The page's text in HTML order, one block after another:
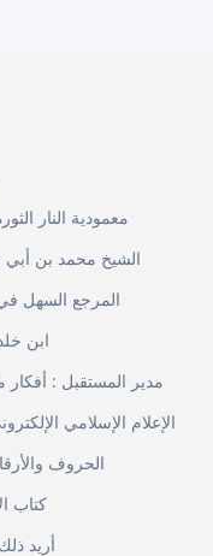
معمودية النار
الشيخ محمد بن أبي
المرجع السهل في
ابن
مدير المستقبل : أفكار
الإعلام الإسلامي
الحروف
كتاب
أريد